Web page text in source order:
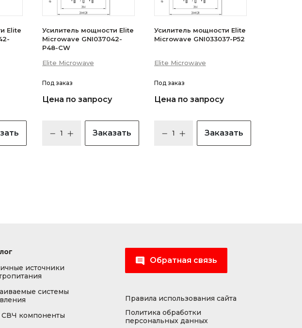
Elite
Усилитель мощности Elite
Microwave GNI037042-
P48-CW
Elite Microwave
Под заказ
Цена по запросу
Заказать
Усилитель мощности Elite
Microwave GNI033037-P52
Elite Microwave
Под заказ
Цена по запросу
Заказать
источники
системы
компоненты
Обратная связь
Правила использования сайта
Политика обработки
персональных данных